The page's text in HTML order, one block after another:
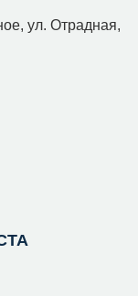
ул. Отрадная,